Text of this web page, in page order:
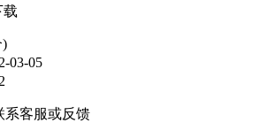
载
)
03-05
系客服或反馈